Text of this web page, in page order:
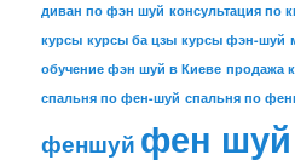
диван по фэн шуй консультация по
курсы курсы ба цзы курсы фэн-шуй
обучение фэн шуй в Киеве продажа
спальня по фен-шуй спальня по
феншуй фен шуй